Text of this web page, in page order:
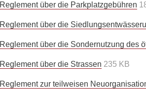
Reglement über die Parkplatzgebühren
Reglement über die
Reglement über die Sondernutzung des
Reglement über die Strassen 235 KB
Reglement zur teilweisen